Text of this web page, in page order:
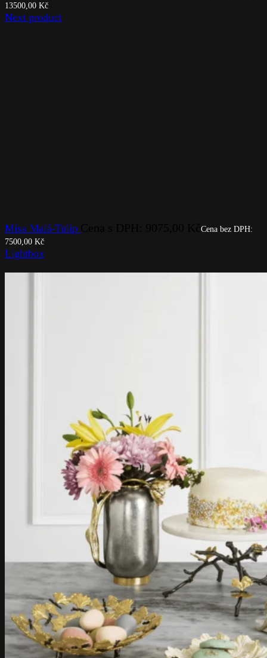
13500,00 Kč
Next product
Mísa Malá-Tulip
Cena bez DPH:
7500,00 Kč
Lightbox